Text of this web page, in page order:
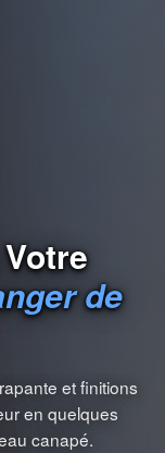
de
et finitions
en quelques
canapé.